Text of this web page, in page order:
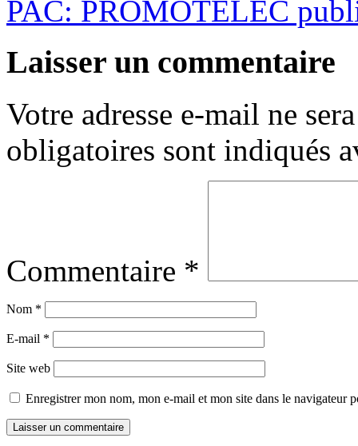
PAC: PROMOTELEC
Laisser un commentaire
Votre adresse e-mail ne
obligatoires sont indiqués
Commentaire *
Nom *
E-mail *
Site web
Enregistrer mon nom, mon e-mail et mon site dans le navigateur